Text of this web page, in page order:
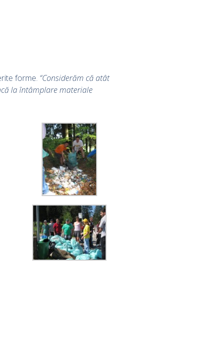
forme. “Considerăm că atât
la întâmplare materiale